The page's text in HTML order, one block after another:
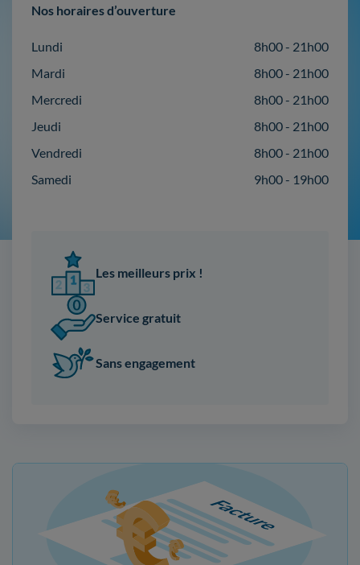
Nos horaires d’ouverture
Lundi
8h00 - 21h00
Mardi
8h00 - 21h00
Mercredi
8h00 - 21h00
Jeudi
8h00 - 21h00
Vendredi
8h00 - 21h00
Samedi
9h00 - 19h00
Les meilleurs prix !
Service gratuit
Sans engagement